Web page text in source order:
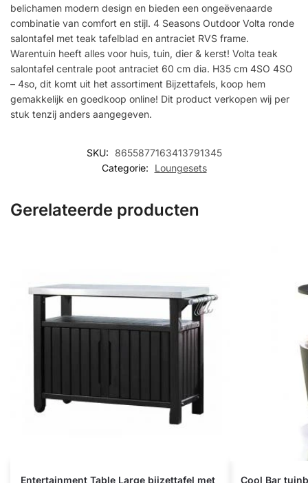
belichamen modern design en bieden een ongeëvenaarde
combinatie van comfort en stijl. 4 Seasons Outdoor Volta ronde
salontafel met teak tafelblad en antraciet RVS frame.
Warentuin heeft alles voor huis, tuin, dier & kerst! Volta teak
salontafel centrale poot antraciet 60 cm dia. H35 cm 4SO 4SO
– 4so, dit komt uit het assortiment Bijzettafels, koop hem
gemakkelijk en goedkoop online! Dit product verkopen wij per
stuk tenzij anders aangegeven.
SKU:
8655877163413791345
Categorie:
Loungesets
Gerelateerde producten
Entertainment Table Large bijzettafel met
Cool Bar